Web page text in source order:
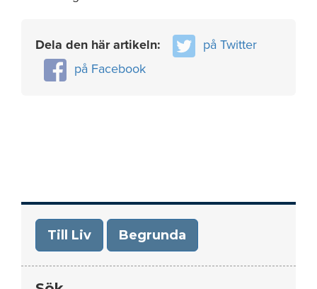
Dela den här artikeln:
på Twitter
på Facebook
Till Liv Begrunda